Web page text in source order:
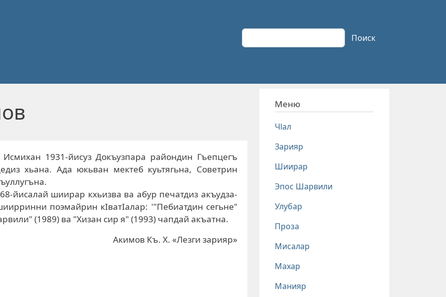
Поиск Поиск
1931-йисуз Докъузпара райондин Гъепцегъ
хьана. Ада юкьван мектеб куьтягьна, Советрин
йисалай шиирар кхьизва ва абур печатдиз акъудза-
поэмайрин кIватIалар: '"Пебиатдин сегьне"
(1989) ва "Хизан сир я" (1993) чапдай акъатна.
Акимов Къ. Х. «Лезги зарияр»
Меню
Чlал
Зарияр
Шиирар
Эпос Шарвили
Улубар
Проза
Мисалар
Махар
Манияр